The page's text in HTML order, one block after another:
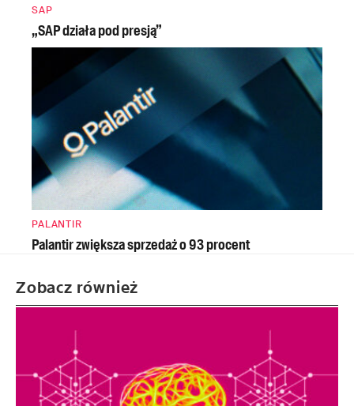
SAP
„SAP działa pod presją”
PALANTIR
Palantir zwiększa sprzedaż o 93 procent
Zobacz również